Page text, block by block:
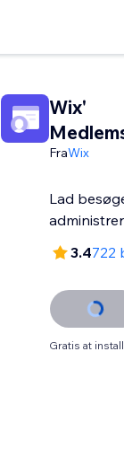
Wix'
FraWix
Lad
3.4722
Gratis at